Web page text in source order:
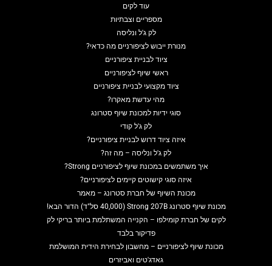
עוד לקים
מספריים וצבתיות
לק ג'ל ונליסה
מנורת ייבוש לציפורניים מה כדאי?
ציוד לבניית ציפורניים
ראשי שיוף לציפורניים
ציוד מקצועי לבניית ציפורניים
מהי עדשת מאקרו?
סוגי ידיות למכונת שיוף סטרונג
לק ג'ל קודי
איזה ציוד דרוש לבניית ציפורניים?
לק ג'ל ונליסה – מה זה?
איך משתמשים במכונת שיוף לציפורניים Strong?
איזה סוגי קישוטים קיימים לציפורניים?
מכונת השיוף של חברת סטרונג – מאמר
מכונת שיוף סטרונג Strong 207B (40,000 סל"ד) הדור הבא!
לקים של חברת קומילפו – הקנייה המשתלמת ביותר בריקי לק
פדיקור בלבד
מכונת שיוף לציפורניים – מחשבון לבחירת הידית המושלמת
גאדג'טים ואביזרים